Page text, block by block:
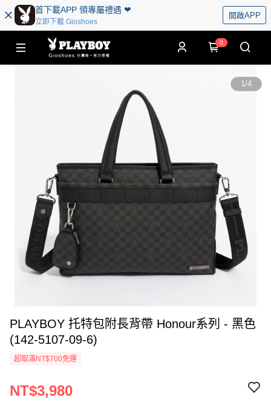
首下載APP 領專屬禮遇 ❤︎
立即下載 Gioshoes
開啟APP
0
1/4
PLAYBOY 托特包附長背帶 Honour系列 - 黑色
(142-5107-09-6)
超取滿NT$700免運
NT$3,980